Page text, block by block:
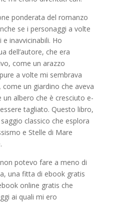
ponderata del romanzo
se i personaggi a volte
e inavvicinabili. Ho
dell’autore, che era
come un arazzo
a volte mi sembrava
un giardino che aveva
albero che è cresciuto e-
tagliato. Questo libro,
classico che esplora
e Stelle di Mare
potevo fare a meno di
una fitta di ebook gratis
online gratis che
ai quali mi ero